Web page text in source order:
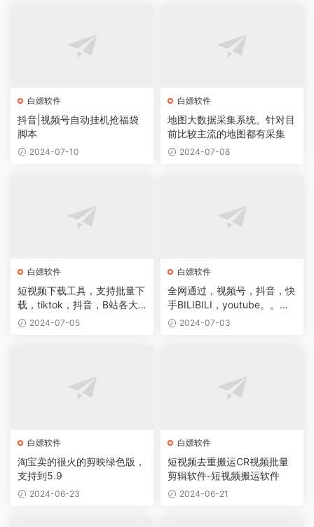
白嫖软件
抖音|视频号自动挂机抢福袋
脚本
2024-07-10
白嫖软件
地图大数据采集系统。针对目
前比较主流的地图都有采集
2024-07-08
白嫖软件
短视频下载工具，支持批量下
载，tiktok，抖音，B站各大
平台无水印下载，
2024-07-05
白嫖软件
全网通过，视频号，抖音，快
手BILIBILI，youtube。。。
众多平台下载
2024-07-03
白嫖软件
淘宝卖的很火的剪映绿色版，
支持到5.9
2024-06-23
白嫖软件
短视频去重搬运CR视频批量
剪辑软件-短视频搬运软件
2024-06-21